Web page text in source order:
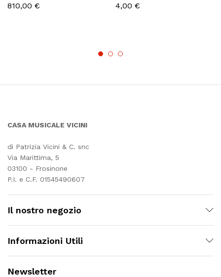
810,00 € 4,00 €
CASA MUSICALE VICINI
di Patrizia Vicini & C. snc
Via Marittima, 5
03100 - Frosinone
P.I. e C.F. 01545490607
Il nostro negozio
Informazioni Utili
Newsletter